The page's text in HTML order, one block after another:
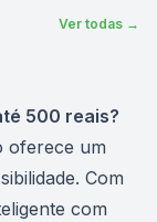
Ver todas →
500 reais?
oferece um
Com
com